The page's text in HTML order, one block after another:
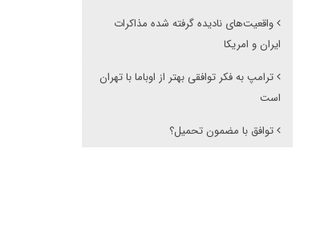
واقعیت‌های نادیده گرفته شده مذاکرات
ایران و امریکا
ترامپ به فکر توافقی بهتر از اوباما با تهران
است
توافق با مضمون تحمیل؟